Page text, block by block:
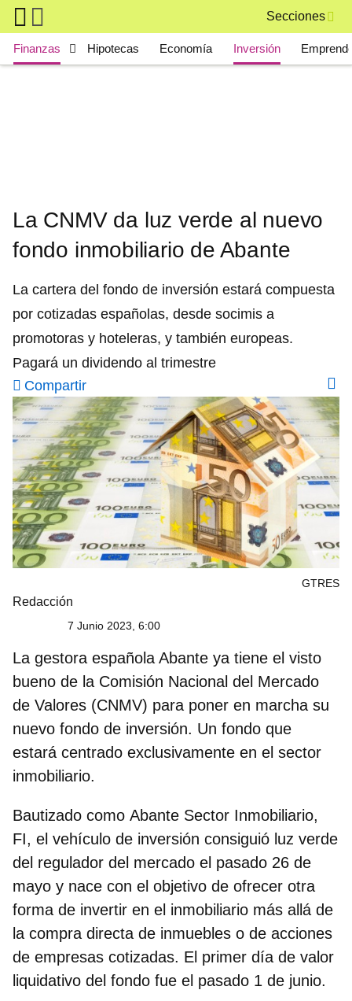
Skip to main content
Secciones
Main navigation
Finanzas Hipotecas Economía Inversión
La CNMV da luz verde al nuevo
fondo inmobiliario de Abante
La cartera del fondo de inversión estará compuesta
por cotizadas españolas, desde socimis a
promotoras y hoteleras, y también europeas.
Pagará un dividendo al trimestre
Compartir
GTRES
Redacción
7 Junio 2023, 6:00
La gestora española Abante ya tiene el visto
bueno de la Comisión Nacional del Mercado
de Valores (CNMV) para poner en marcha su
nuevo fondo de inversión. Un fondo que
estará centrado exclusivamente en el sector
inmobiliario.
Bautizado como Abante Sector Inmobiliario,
FI, el vehículo de inversión consiguió luz verde
del regulador del mercado el pasado 26 de
mayo y nace con el objetivo de ofrecer otra
forma de invertir en el inmobiliario más allá de
la compra directa de inmuebles o de acciones
de empresas cotizadas. El primer día de valor
liquidativo del fondo fue el pasado 1 de junio.